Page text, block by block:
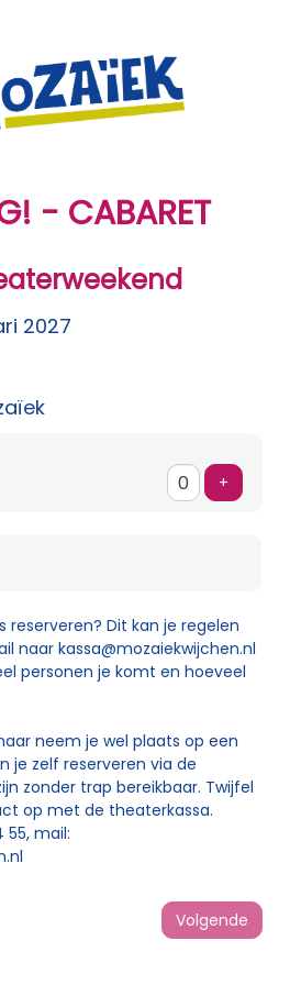
- CABARET
2027
+
reserveren? Dit kan je regelen
naar kassa@mozaiekwijchen.nl
personen je komt en hoeveel
neem je wel plaats op een
je zelf reserveren via de
zonder trap bereikbaar. Twijfel
op met de theaterkassa.
mail:
Volgende